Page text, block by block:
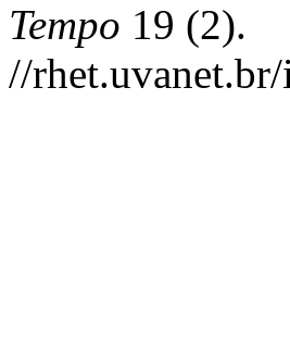
Tempo 19 (2).
//